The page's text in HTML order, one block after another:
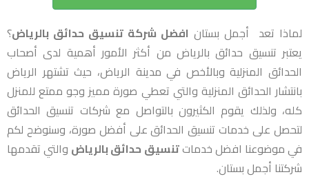
لماذا تعد أجمل بستان افضل شركة تنسيق حدائق بالرياض؟
يعتبر تنسيق حدائق بالرياض من أكثر الأمور أهمية لدى أصحاب
الحدائق المنزلية وبالأخص في مدينة الرياض، حيث تشتهر الرياض
بانتشار الحدائق المنزلية والتي تعطي صورة مميز وجو ممتع للمنزل
كله، ولذلك يقوم الكثيرون بالتواصل مع شركات تنسيق الحدائق
لتحصل على خدمات تنسيق الحدائق على أفضل صورة، وسنوضح لكم
في موضوعنا افضل خدماتتنسيق حدائق بالرياض والتي تقدمها
شركتنا أجمل بستان.